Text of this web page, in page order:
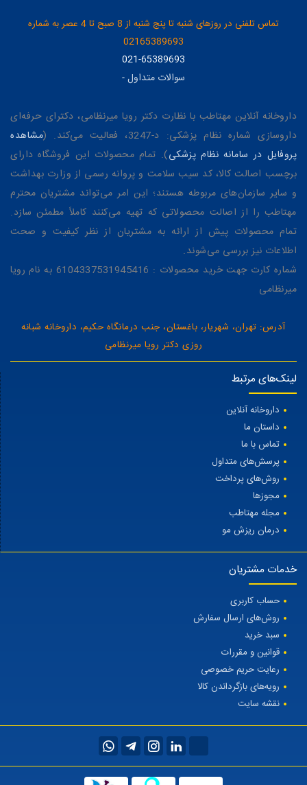
تماس تلفنی در روزهای شنبه تا پنج شنبه از 8 صبح تا 4 عصر به شماره
02165389693
021-65389693
سوالات متداول-
داروخانه آنلاین مهتاطب با نظارت دکتر رویا میرنظامی، دکترای حرفه‌ای
داروسازی شماره نظام پزشکی: د-3247، فعالیت می‌کند. (
مشاهده
پروفایل در سامانه نظام پزشکی). تمام محصولات این فروشگاه دارای
برچسب اصالت کالا، کد سیب سلامت و پروانه رسمی از وزارت بهداشت
و سایر سازمان‌های مربوطه هستند؛ این امر می‌تواند مشتریان محترم
مهتاطب را از اصالت محصولاتی که تهیه می‌کنند کاملاً مطمئن سازد.
تمام محصولات پیش از ارائه به مشتریان از نظر کیفیت و صحت
اطلاعات نیز بررسی می‌شوند.
شماره کارت جهت خرید محصولات : 6104337531945416 به نام رویا
میرنظامی
آدرس: تهران، شهریار، باغستان، جنب درمانگاه حکیم، داروخانه شبانه
روزی دکتر رویا میرنظامی
لینک‌های مرتبط
داروخانه آنلاین
داستان ما
تماس با ما
پرسش‌های متداول
روش‌های پرداخت
مجوزها
مجله مهتاطب
درمان ریزش مو
خدمات مشتریان
حساب کاربری
روش‌های ارسال سفارش
سبد خرید
قوانین و مقررات
رعایت حریم خصوصی
رویه‌های بازگرداندن کالا
نقشه سایت